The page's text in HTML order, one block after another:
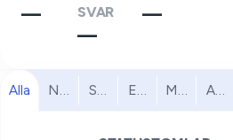
—
SVAR
—
—
Alla NordamerikaSydamerikaEuropa Afrika